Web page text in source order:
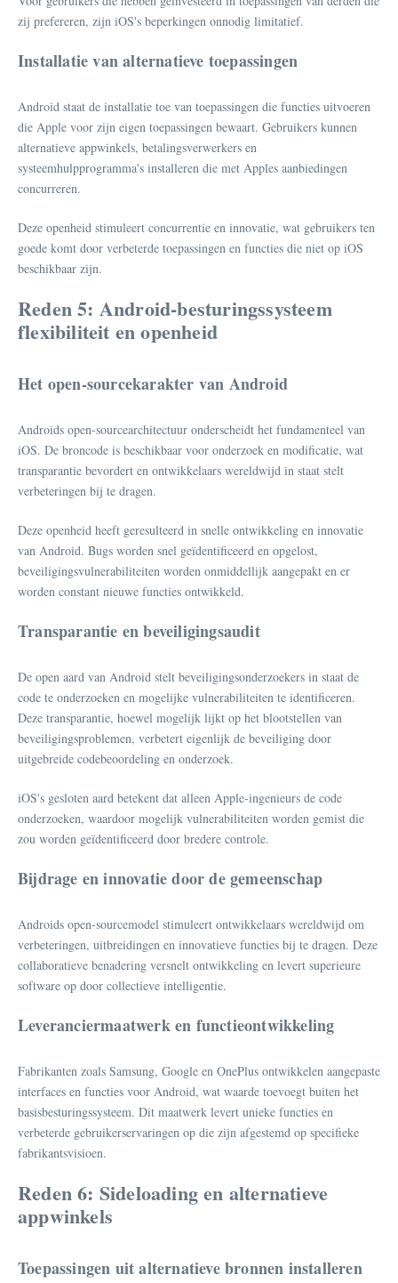
zij prefereren, zijn iOS's beperkingen onnodig limitatief.
Installatie van alternatieve toepassingen
Android staat de installatie toe van toepassingen die functies uitvoeren
die Apple voor zijn eigen toepassingen bewaart. Gebruikers kunnen
alternatieve appwinkels, betalingsverwerkers en
systeemhulpprogramma's installeren die met Apples aanbiedingen
concurreren.
Deze openheid stimuleert concurrentie en innovatie, wat gebruikers ten
goede komt door verbeterde toepassingen en functies die niet op iOS
beschikbaar zijn.
Reden 5: Android-besturingssysteem
flexibiliteit en openheid
Het open-sourcekarakter van Android
Androids open-sourcearchitectuur onderscheidt het fundamenteel van
iOS. De broncode is beschikbaar voor onderzoek en modificatie, wat
transparantie bevordert en ontwikkelaars wereldwijd in staat stelt
verbeteringen bij te dragen.
Deze openheid heeft geresulteerd in snelle ontwikkeling en innovatie
van Android. Bugs worden snel geïdentificeerd en opgelost,
beveiligingsvulnerabiliteiten worden onmiddellijk aangepakt en er
worden constant nieuwe functies ontwikkeld.
Transparantie en beveiligingsaudit
De open aard van Android stelt beveiligingsonderzoekers in staat de
code te onderzoeken en mogelijke vulnerabiliteiten te identificeren.
Deze transparantie, hoewel mogelijk lijkt op het blootstellen van
beveiligingsproblemen, verbetert eigenlijk de beveiliging door
uitgebreide codebeoordeling en onderzoek.
iOS's gesloten aard betekent dat alleen Apple-ingenieurs de code
onderzoeken, waardoor mogelijk vulnerabiliteiten worden gemist die
zou worden geïdentificeerd door bredere controle.
Bijdrage en innovatie door de gemeenschap
Androids open-sourcemodel stimuleert ontwikkelaars wereldwijd om
verbeteringen, uitbreidingen en innovatieve functies bij te dragen. Deze
collaboratieve benadering versnelt ontwikkeling en levert superieure
software op door collectieve intelligentie.
Leveranciermaatwerk en functieontwikkeling
Fabrikanten zoals Samsung, Google en OnePlus ontwikkelen aangepaste
interfaces en functies voor Android, wat waarde toevoegt buiten het
basisbesturingssysteem. Dit maatwerk levert unieke functies en
verbeterde gebruikerservaringen op die zijn afgestemd op specifieke
fabrikantsvisioen.
Reden 6: Sideloading en alternatieve
appwinkels
Toepassingen uit alternatieve bronnen installeren